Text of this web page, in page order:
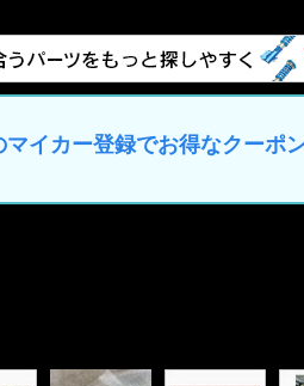
イカー登録でお得なクーポ